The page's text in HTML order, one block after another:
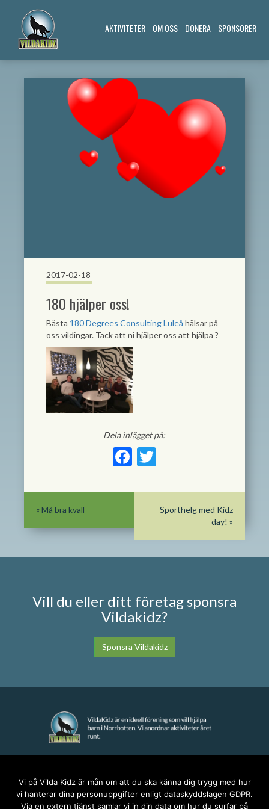
AKTIVITETER OM OSS DONERA SPONSORER
2017-02-18
180 hjälper oss!
Bästa 180 Degrees Consulting Luleå hälsar på
oss vildingar. Tack att ni hjälper oss att hjälpa ?
Dela inlägget på:
Facebook
Twitter
Sporthelg med Kidz
day! »
« Må bra kväll
Vill du eller ditt företag sponsra
Vildakidz?
Sponsra Vildakidz
anna@vildakidz.se
Vi på Vilda Kidz är mån om att du ska känna dig trygg med hur
vi hanterar dina personuppgifter enligt dataskyddslagen GDPR.
Via en extern tjänst samlar vi in din data om hur du surfar på